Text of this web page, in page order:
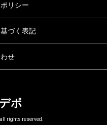
リシー
づく表記
せ
ポ
rights reserved.